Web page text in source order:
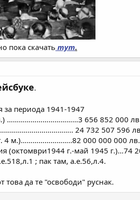
пока скачать тут.
.
за периода 1941-1947
м.) ………………………………3 656 852 000
24 732 507 596
г. 4 м.)……………………..82 000 000 000 лв.
(октомври1944 г.-май 1945 г.)…74
; пак там, а.е.56,л.4.
това да те "освободи" руснак.